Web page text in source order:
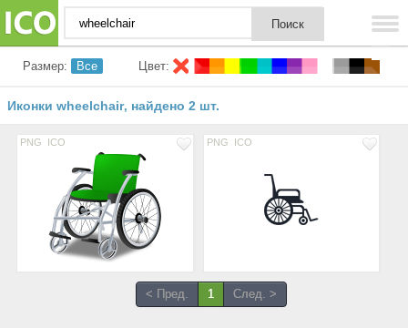
Размер: Все Цвет:
Иконки wheelchair, найдено 2 шт.
PNG ICO PNG ICO
< Пред. 1 След. >